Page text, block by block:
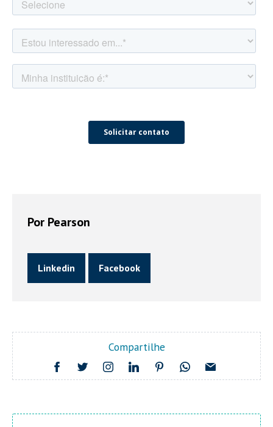
Por Pearson
Linkedin Facebook
Compartilhe